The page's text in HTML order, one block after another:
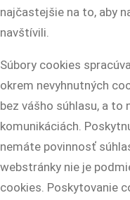
najčastejšie na to, aby
navštívili.
Súbory cookies
okrem nevyhnutných
bez vášho súhlasu, a to
komunikáciách.
nemáte povinnosť
webstránky nie je
cookies. Poskytovanie